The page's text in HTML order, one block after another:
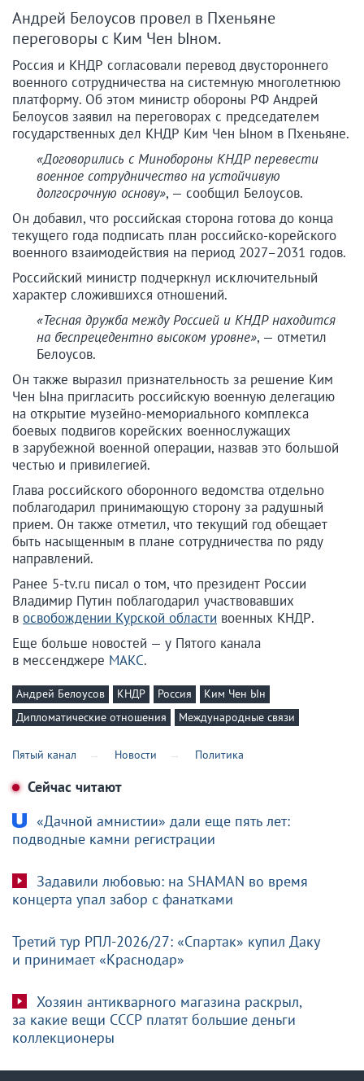
Андрей Белоусов провел в Пхеньяне
переговоры с Ким Чен Ыном.
Россия и КНДР согласовали перевод двустороннего
военного сотрудничества на системную многолетнюю
платформу. Об этом министр обороны РФ Андрей
Белоусов заявил на переговорах с председателем
государственных дел КНДР Ким Чен Ыном в Пхеньяне.
«Договорились с Минобороны КНДР перевести
военное сотрудничество на устойчивую
долгосрочную основу», — сообщил Белоусов.
Он добавил, что российская сторона готова до конца
текущего года подписать план российско-корейского
военного взаимодействия на период 2027–2031 годов.
Российский министр подчеркнул исключительный
характер сложившихся отношений.
«Тесная дружба между Россией и КНДР находится
на беспрецедентно высоком уровне», — отметил
Белоусов.
Он также выразил признательность за решение Ким
Чен Ына пригласить российскую военную делегацию
на открытие музейно-мемориального комплекса
боевых подвигов корейских военнослужащих
в зарубежной военной операции, назвав это большой
честью и привилегией.
Глава российского оборонного ведомства отдельно
поблагодарил принимающую сторону за радушный
прием. Он также отметил, что текущий год обещает
быть насыщенным в плане сотрудничества по ряду
направлений.
Ранее 5-tv.ru писал о том, что президент России
Владимир Путин поблагодарил участвовавших
в освобождении Курской области военных КНДР.
Еще больше новостей — у Пятого канала
в мессенджере МАКС.
Андрей Белоусов КНДР Россия
Ким Чен Ын
Дипломатические отношения
Международные связи
Пятый канал Новости Политика
Сейчас читают
«Дачной амнистии» дали еще пять лет:
подводные камни регистрации
Задавили любовью: на SHAMAN во время
концерта упал забор с фанатками
Третий тур РПЛ-2026/27: «Спартак» купил Даку
и принимает «Краснодар»
Хозяин антикварного магазина раскрыл,
за какие вещи СССР платят большие деньги
коллекционеры